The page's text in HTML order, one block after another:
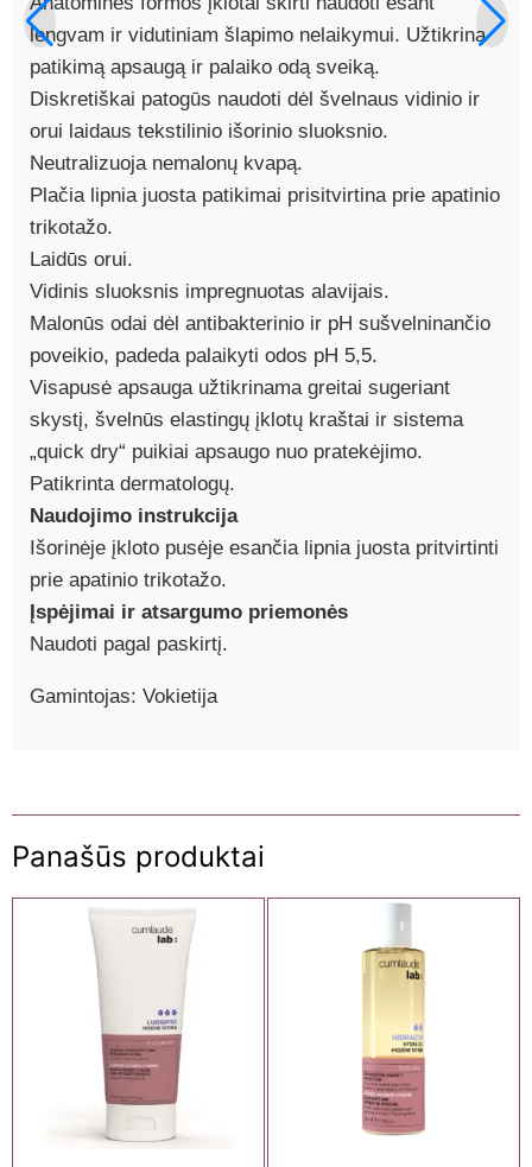
lengvam ir vidutiniam šlapimo nelaikymui. Užtikrina
patikimą apsaugą ir palaiko odą sveiką.
Diskretiškai patogūs naudoti dėl švelnaus vidinio ir
orui laidaus tekstilinio išorinio sluoksnio.
Neutralizuoja nemalonų kvapą.
Plačia lipnia juosta patikimai prisitvirtina prie apatinio
trikotažo.
Laidūs orui.
Vidinis sluoksnis impregnuotas alavijais.
Malonūs odai dėl antibakterinio ir pH sušvelninančio
poveikio, padeda palaikyti odos pH 5,5.
Visapusė apsauga užtikrinama greitai sugeriant
skystį, švelnūs elastingų įklotų kraštai ir sistema
„quick dry“ puikiai apsaugo nuo pratekėjimo.
Patikrinta dermatologų.
Naudojimo instrukcija
Išorinėje įkloto pusėje esančia lipnia juosta pritvirtinti
prie apatinio trikotažo.
Įspėjimai ir atsargumo priemonės
Naudoti pagal paskirtį.
Gamintojas: Vokietija
Panašūs produktai